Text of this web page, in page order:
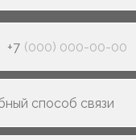
+7